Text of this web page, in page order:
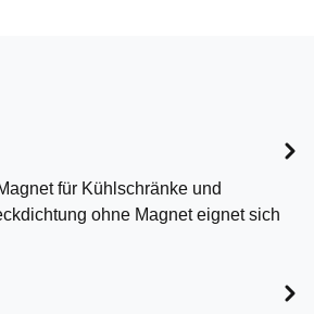
für Kühlschränke und
ohne Magnet eignet sich